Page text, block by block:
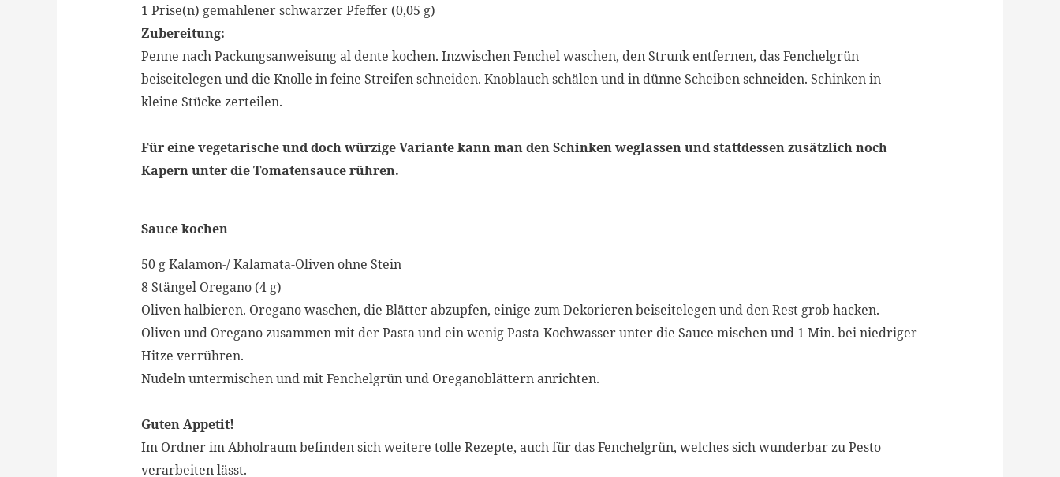
1 Prise(n) gemahlener schwarzer Pfeffer (0,05 g)
Zubereitung:
Penne nach Packungsanweisung al dente kochen. Inzwischen Fenchel waschen, den Strunk entfernen, das Fenchelgrün
beiseitelegen und die Knolle in feine Streifen schneiden. Knoblauch schälen und in dünne Scheiben schneiden. Schinken in
kleine Stücke zerteilen.
Für eine vegetarische und doch würzige Variante kann man den Schinken weglassen und stattdessen zusätzlich noch
Kapern unter die Tomatensauce rühren.
Sauce kochen
50 gKalamon-/ Kalamata-Oliven ohne Stein
8Stängel Oregano (4 g)
Oliven halbieren. Oregano waschen, die Blätter abzupfen, einige zum Dekorieren beiseitelegen und den Rest grob hacken.
Oliven und Oregano zusammen mit der Pasta und ein wenig Pasta-Kochwasser unter die Sauce mischen und 1 Min. bei niedriger
Hitze verrühren.
Nudeln untermischen und mit Fenchelgrün und Oreganoblättern anrichten.
Guten Appetit!
Im Ordner im Abholraum befinden sich weitere tolle Rezepte, auch für das Fenchelgrün, welches sich wunderbar zu Pesto
verarbeiten lässt.